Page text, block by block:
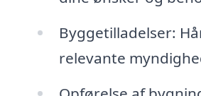
Byggetilladelser:
relevante